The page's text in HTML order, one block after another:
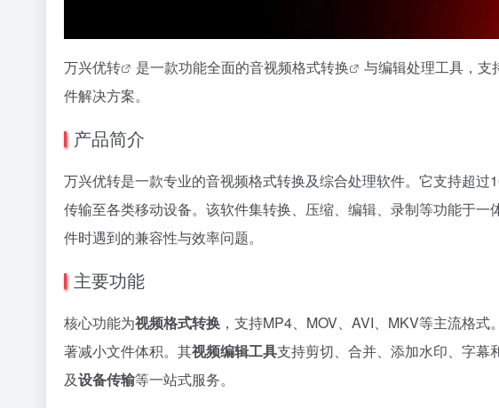
万兴优转 是一款功能全面的音视频格式转换
与编辑处理工具，支
件解决方案。
产品简介
万兴优转是一款专业的音视频格式转换及综合处理软件。它支持超
传输至各类移动设备。该软件集转换、压缩、编辑、录制等功能于
件时遇到的兼容性与效率问题。
主要功能
核心功能为视频格式转换 ，支持MP4、MOV、AVI、MKV等主流格式
著减小文件体积。其视频编辑工具支持剪切、合并、添加水印、字幕
及设备传输等一站式服务。